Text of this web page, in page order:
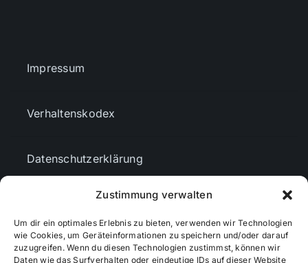
Zustimmung verwalten
Um dir ein optimales Erlebnis zu bieten, verwenden wir Technologien
wie Cookies, um Geräteinformationen zu speichern und/oder darauf
zuzugreifen. Wenn du diesen Technologien zustimmst, können wir
Daten wie das Surfverhalten oder eindeutige IDs auf dieser Website
Impressum
Verhaltenskodex
Datenschutzerklärung
Cookie-Richtlinie (EU)